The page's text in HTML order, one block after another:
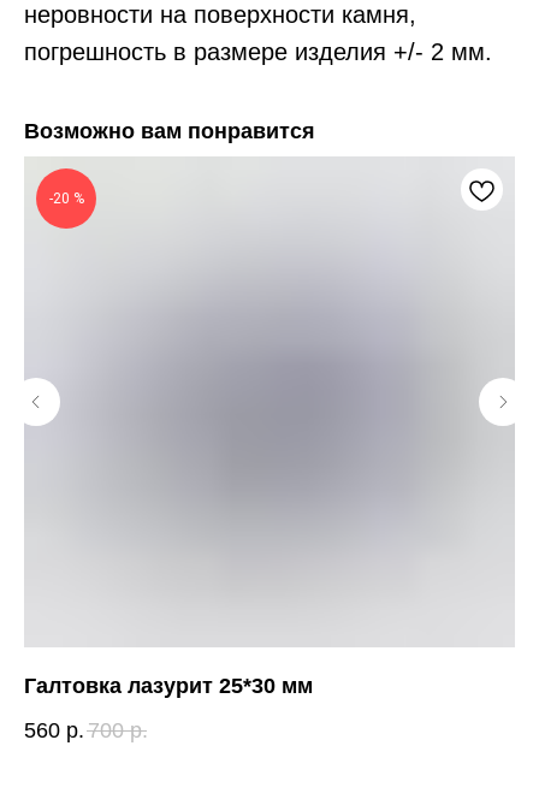
неровности на поверхности камня,
погрешность в размере изделия +/- 2 мм.
Возможно вам понравится
-20 %
Галтовка лазурит 25*30 мм
560 р. 700 р.